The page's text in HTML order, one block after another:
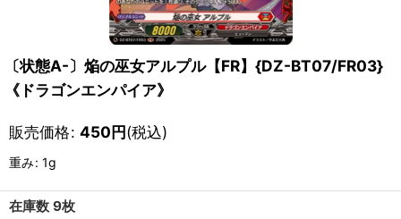
〔状態A-〕焔の巫女アルプル【FR】{DZ-BT07/FR03}
《ドラゴンエンパイア》
販売価格: 450円(税込)
重み: 1g
在庫数 9枚